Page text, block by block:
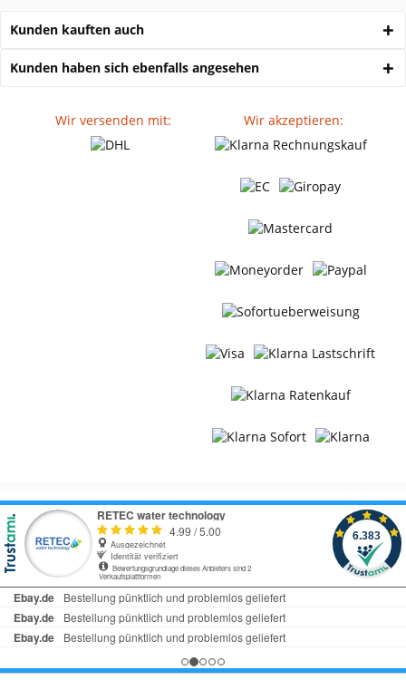
Kunden kauften auch
Kunden haben sich ebenfalls angesehen
Wir versenden mit: Wir akzeptieren: